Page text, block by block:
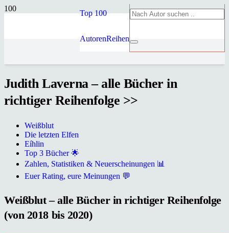
Top 100
AutorenReihen
Judith Laverna – alle Bücher in
richtiger Reihenfolge >>
Weißblut
Die letzten Elfen
Eíhlin
Top 3 Bücher 🌟
Zahlen, Statistiken & Neuerscheinungen 📊
Euer Rating, eure Meinungen 💬
Weißblut – alle Bücher in richtiger Reihenfolge
(von 2018 bis 2020)